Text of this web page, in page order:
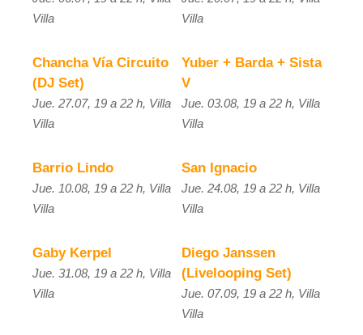
Villa
Villa
Chancha Vía Circuito
(DJ Set)
Jue. 27.07, 19 a 22 h, Villa
Villa
Yuber + Barda + Sista
V
Jue. 03.08, 19 a 22 h, Villa
Villa
Barrio Lindo
Jue. 10.08, 19 a 22 h, Villa
Villa
San Ignacio
Jue. 24.08, 19 a 22 h, Villa
Villa
Gaby Kerpel
Jue. 31.08, 19 a 22 h, Villa
Villa
Diego Janssen
(Livelooping Set)
Jue. 07.09, 19 a 22 h, Villa
Villa